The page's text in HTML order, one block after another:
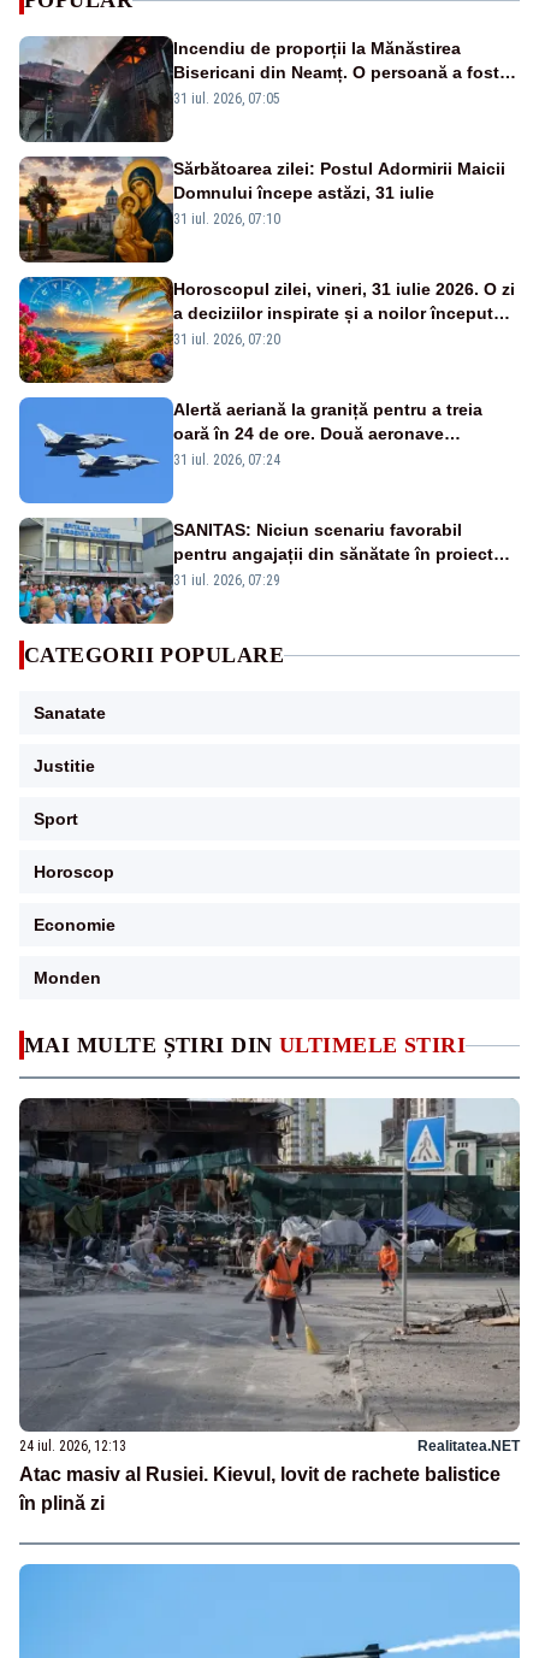
MAI MULTE ȘTIRI DIN ULTIMELE STIRI
24 iul. 2026, 12:13 Realitatea.NET
Atac masiv al Rusiei. Kievul, lovit de rachete balistice
în plină zi
Incendiu de proporții la Mănăstirea
Bisericani din Neamț. O persoană a fost
găsită carbonizată - FOTO/ VIDEO
31 iul. 2026, 07:05
Sărbătoarea zilei: Postul Adormirii Maicii
Domnului începe astăzi, 31 iulie
31 iul. 2026, 07:10
Horoscopul zilei, vineri, 31 iulie 2026. O zi
a deciziilor inspirate și a noilor începuturi.
Vezi zodiile vizate
31 iul. 2026, 07:20
Alertă aeriană la graniță pentru a treia
oară în 24 de ore. Două aeronave
Eurofighter britanice au fost ridicate de la
31 iul. 2026, 07:24
SANITAS: Niciun scenariu favorabil
pentru angajații din sănătate în proiectul
Legii salarizării
31 iul. 2026, 07:29
CATEGORII POPULARE
Sanatate
Justitie
Sport
Horoscop
Economie
Monden